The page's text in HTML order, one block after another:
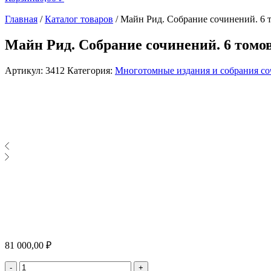
Главная /Каталог товаров /Майн Рид. Собрание сочинений. 6
Майн Рид. Собрание сочинений. 6
Артикул: 3412 Категория: Многотомные издания и собрания
81 000,00 ₽
- Количество
+